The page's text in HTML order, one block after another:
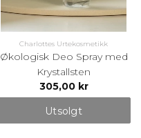
Charlottes Urtekosmetikk
Økologisk Deo Spray med
Krystallsten
305,00 kr
Utsolgt